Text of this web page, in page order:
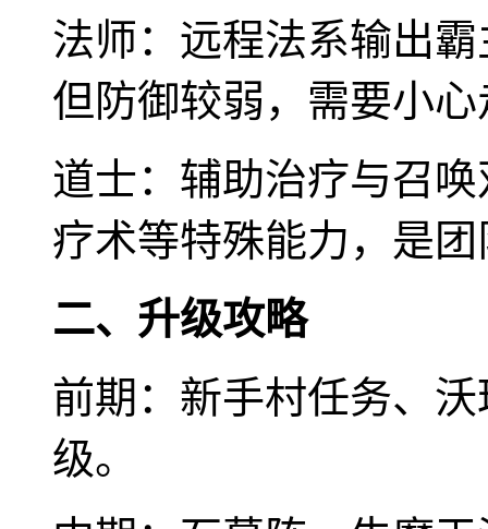
法师：远程法系输出
但防御较弱，需要小
道士：辅助治疗与召
疗术等特殊能力，是
二、升级攻略
前期：新手村任务、
级。